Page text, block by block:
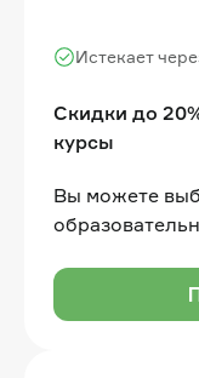
Скидки до
курсы
Истекает
Вы можете